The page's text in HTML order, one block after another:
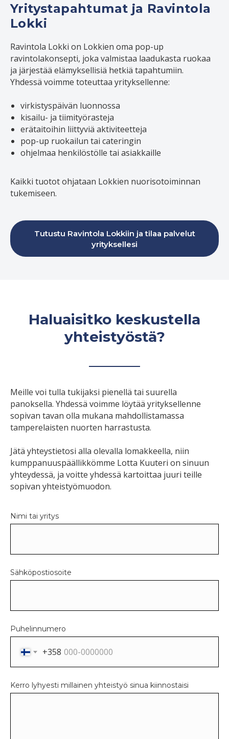
Yritystapahtumat ja Ravintola
Lokki
Ravintola Lokki on Lokkien oma pop-up
ravintolakonsepti, joka valmistaa laadukasta ruokaa
ja järjestää elämyksellisiä hetkiä tapahtumiin.
Yhdessä voimme toteuttaa yrityksellenne:
virkistyspäivän luonnossa
kisailu- ja tiimityörasteja
erätaitoihin liittyviä aktiviteetteja
pop-up ruokailun tai cateringin
ohjelmaa henkilöstölle tai asiakkaille
Kaikki tuotot ohjataan Lokkien nuorisotoiminnan
tukemiseen.
Tutustu Ravintola Lokkiin ja tilaa palvelut
yrityksellesi
Haluaisitko keskustella
yhteistyöstä?
Meille voi tulla tukijaksi pienellä tai suurella
panoksella. Yhdessä voimme löytää yrityksellenne
sopivan tavan olla mukana mahdollistamassa
tamperelaisten nuorten harrastusta.
Jätä yhteystietosi alla olevalla lomakkeella, niin
kumppanuuspäällikkömme Lotta Kuuteri on sinuun
yhteydessä, ja voitte yhdessä kartoittaa juuri teille
sopivan yhteistyömuodon.
Nimi tai yritys
Sähköpostiosoite
Puhelinnumero
+358
Kerro lyhyesti millainen yhteistyö sinua kiinnostaisi